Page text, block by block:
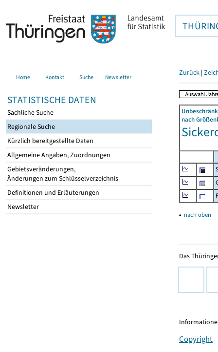
Home Kontakt Suche Newsletter
STATISTISCHE DATEN
Sachliche Suche
Regionale Suche
Kürzlich bereitgestellte Daten
Allgemeine Angaben, Zuordnungen
Gebietsveränderungen,
Änderungen zum Schlüsselverzeichnis
Definitionen und Erläuterungen
Newsletter
Zurück |
nach
▴ nach oben
Das
Copyright